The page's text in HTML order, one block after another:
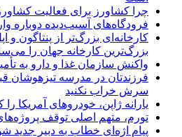
چرا کشاورز برای فعالیت
فرودگاه‌های آسیب‌دیده دوباره
کارخانه‌ای بزرگ‌تر از پنتاگون و
بزرگ‌ترین کارخانه جهان را
واکنش سازمان غذا و دارو به
فرزندتان در مدرسه تیزهوشان
سرش خراب نکنید
یارانه ژاپن، خودروهای آمریکا
تورم، متهم اصلی توقف
پیام اژه‌ای خطاب به دبیر جدید